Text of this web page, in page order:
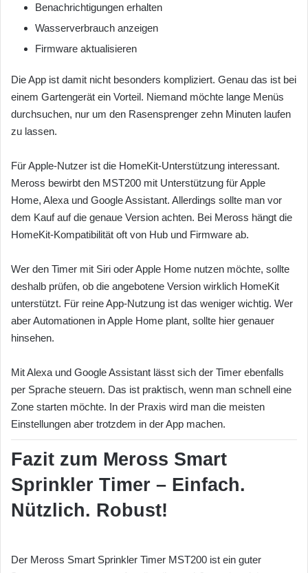
Benachrichtigungen erhalten
Wasserverbrauch anzeigen
Firmware aktualisieren
Die App ist damit nicht besonders kompliziert. Genau das ist bei
einem Gartengerät ein Vorteil. Niemand möchte lange Menüs
durchsuchen, nur um den Rasensprenger zehn Minuten laufen
zu lassen.
Für Apple-Nutzer ist die HomeKit-Unterstützung interessant.
Meross bewirbt den MST200 mit Unterstützung für Apple
Home, Alexa und Google Assistant. Allerdings sollte man vor
dem Kauf auf die genaue Version achten. Bei Meross hängt die
HomeKit-Kompatibilität oft von Hub und Firmware ab.
Wer den Timer mit Siri oder Apple Home nutzen möchte, sollte
deshalb prüfen, ob die angebotene Version wirklich HomeKit
unterstützt. Für reine App-Nutzung ist das weniger wichtig. Wer
aber Automationen in Apple Home plant, sollte hier genauer
hinsehen.
Mit Alexa und Google Assistant lässt sich der Timer ebenfalls
per Sprache steuern. Das ist praktisch, wenn man schnell eine
Zone starten möchte. In der Praxis wird man die meisten
Einstellungen aber trotzdem in der App machen.
Fazit zum Meross Smart
Sprinkler Timer – Einfach.
Nützlich. Robust!
Der Meross Smart Sprinkler Timer MST200 ist ein guter